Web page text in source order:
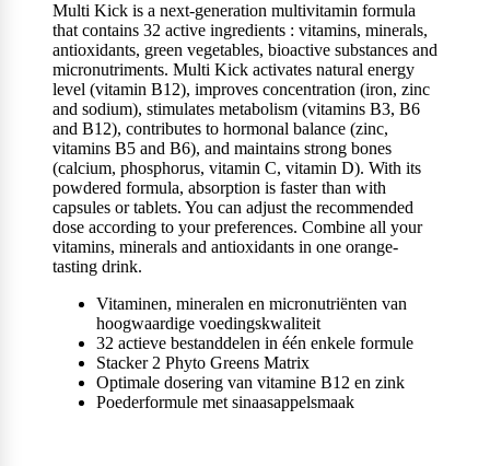
Multi Kick is a next-generation multivitamin formula
that contains 32 active ingredients : vitamins, minerals,
antioxidants, green vegetables, bioactive substances and
micronutriments. Multi Kick activates natural energy
level (vitamin B12), improves concentration (iron, zinc
and sodium), stimulates metabolism (vitamins B3, B6
and B12), contributes to hormonal balance (zinc,
vitamins B5 and B6), and maintains strong bones
(calcium, phosphorus, vitamin C, vitamin D). With its
powdered formula, absorption is faster than with
capsules or tablets. You can adjust the recommended
dose according to your preferences. Combine all your
vitamins, minerals and antioxidants in one orange-
tasting drink.
Vitaminen, mineralen en micronutriënten van
hoogwaardige voedingskwaliteit
32 actieve bestanddelen in één enkele formule
Stacker 2 Phyto Greens Matrix
Optimale dosering van vitamine B12 en zink
Poederformule met sinaasappelsmaak